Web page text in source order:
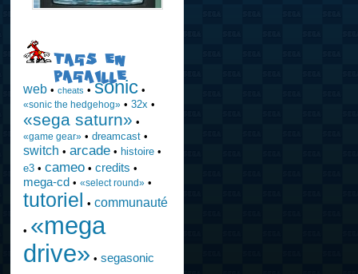
TAGS EN
PAGAILLE
web• cheats • sonic•
«sonic the hedgehog»• 32x •
«sega saturn» •
«game gear»• dreamcast•
switch • arcade• histoire•
e3• cameo• credits •
mega-cd • «select round»•
tutoriel • communauté
• «mega
drive» • segasonic